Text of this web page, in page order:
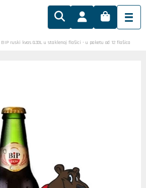
BIP ruski kvas 0.33L u staklenoj flašici - u paketu od 12 flašica